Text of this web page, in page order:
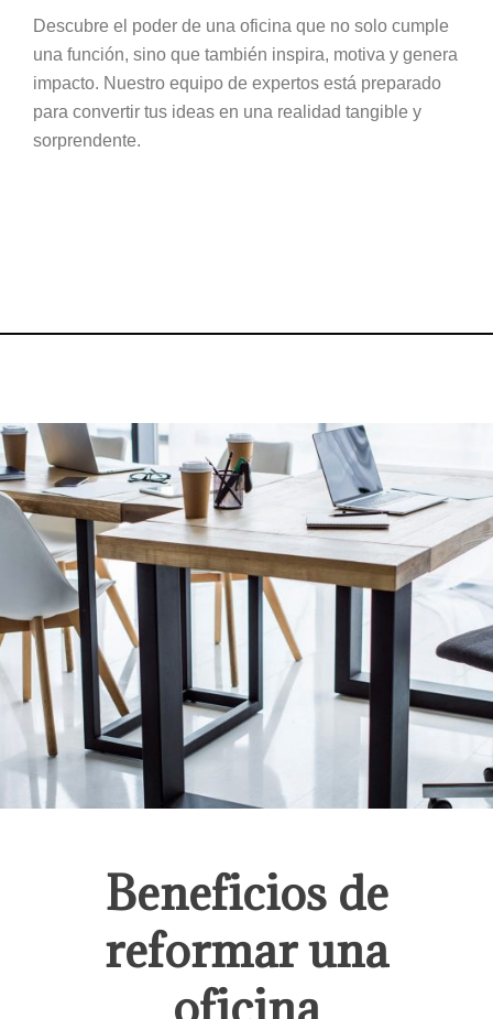
Descubre el poder de una oficina que no solo cumple
una función, sino que también inspira, motiva y genera
impacto. Nuestro equipo de expertos está preparado
para convertir tus ideas en una realidad tangible y
sorprendente.
Beneficios de
reformar una